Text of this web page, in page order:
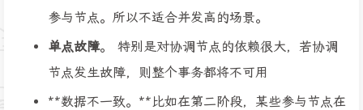
参与节点。所以不适合并发高的场景。
单点故障。 特别是对协调节点的依赖很大，若协调
节点发生故障，则整个事务都将不可用
**数据不一致。**比如在第二阶段，某些参与节点在